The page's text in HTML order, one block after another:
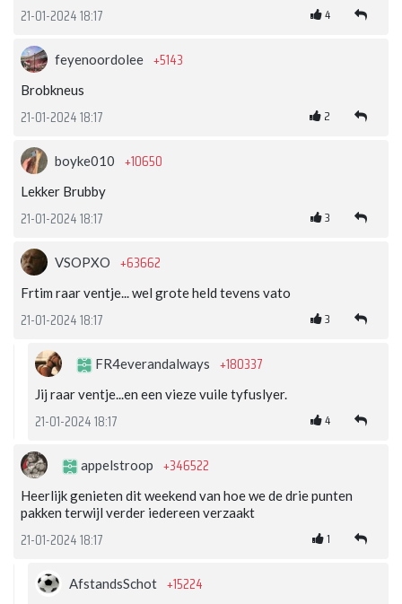
21-01-2024 18:17 4
feyenoordolee +5143
Brobkneus
21-01-2024 18:17 2
boyke010 +10650
Lekker Brubby
21-01-2024 18:17 3
VSOPXO +63662
Frtim raar ventje... wel grote held tevens vato
21-01-2024 18:17 3
FR4everandalways +180337
Jij raar ventje...en een vieze vuile tyfuslyer.
21-01-2024 18:17 4
appelstroop +346522
Heerlijk genieten dit weekend van hoe we de drie punten
pakken terwijl verder iedereen verzaakt
21-01-2024 18:17 1
AfstandsSchot +15224